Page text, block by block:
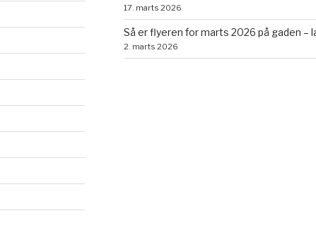
17. marts 2026
Så er flyeren for marts 2026 på gaden –
2. marts 2026